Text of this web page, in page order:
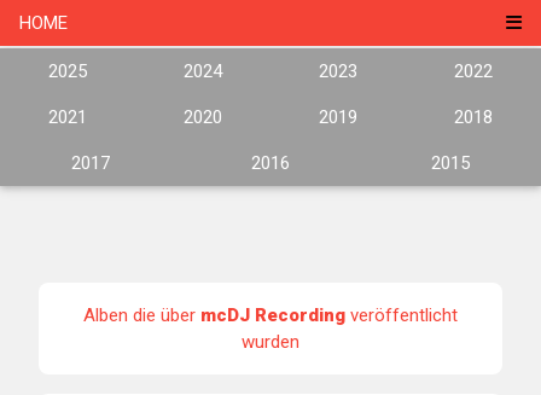
HOME
2025 2024 2023 2022
2021 2020 2019 2018
2017 2016 2015
Alben die über mcDJ Recording veröffentlicht
wurden